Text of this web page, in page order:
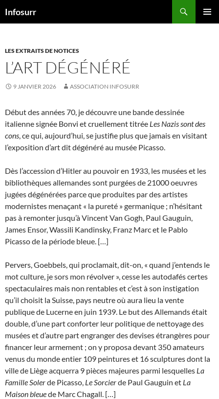
auInfosurr
LES EXTRAITS DE NOTICES
L’ART DÉGÉNÉRÉ
9 JANVIER 2026 ASSOCIATION INFOSURR
Début des années 70, je découvre une bande dessinée
italienne signée Bonvi et cruellement titrée Les Nazis sont des
cons, ce qui, aujourd’hui, se justifie plus que jamais en visitant
l’exposition d’art dit dégénéré au musée Picasso.
Dès l’accession d’Hitler au pouvoir en 1933, les musées et les
bibliothèques allemandes sont purgées de 21000 oeuvres
jugées dégénérées parce que produites par des artistes
modernistes menaçant « la pureté » germanique ; n’hésitant
pas à remonter jusqu’à Vincent Van Gogh, Paul Gauguin,
James Ensor, Wassili Kandinsky, Franz Marc et le Pablo
Picasso de la période bleue. […]
Pervers, Goebbels, qui proclamait, dit-on, « quand j’entends le
mot culture, je sors mon révolver », cesse les autodafés certes
spectaculaires mais non rentables et c’est à son instigation
qu’il choisit la Suisse, pays neutre où aura lieu la vente
publique de Lucerne en juin 1939. Le but des Allemands était
double, d’une part conforter leur politique de nettoyage des
musées et d’autre part engranger des devises étrangères pour
financer leur armement ; on y proposa devant 350 amateurs
venus du monde entier 109 peintures et 16 sculptures dont la
ville de Liège acquerra 9 pièces majeures parmi lesquelles La
Famille Solerde Picasso, Le Sorcierde Paul Gauguin et La
Maison bleuede Marc Chagall. […]